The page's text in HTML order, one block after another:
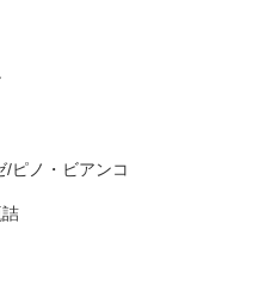
/ピノ・ビアンコ